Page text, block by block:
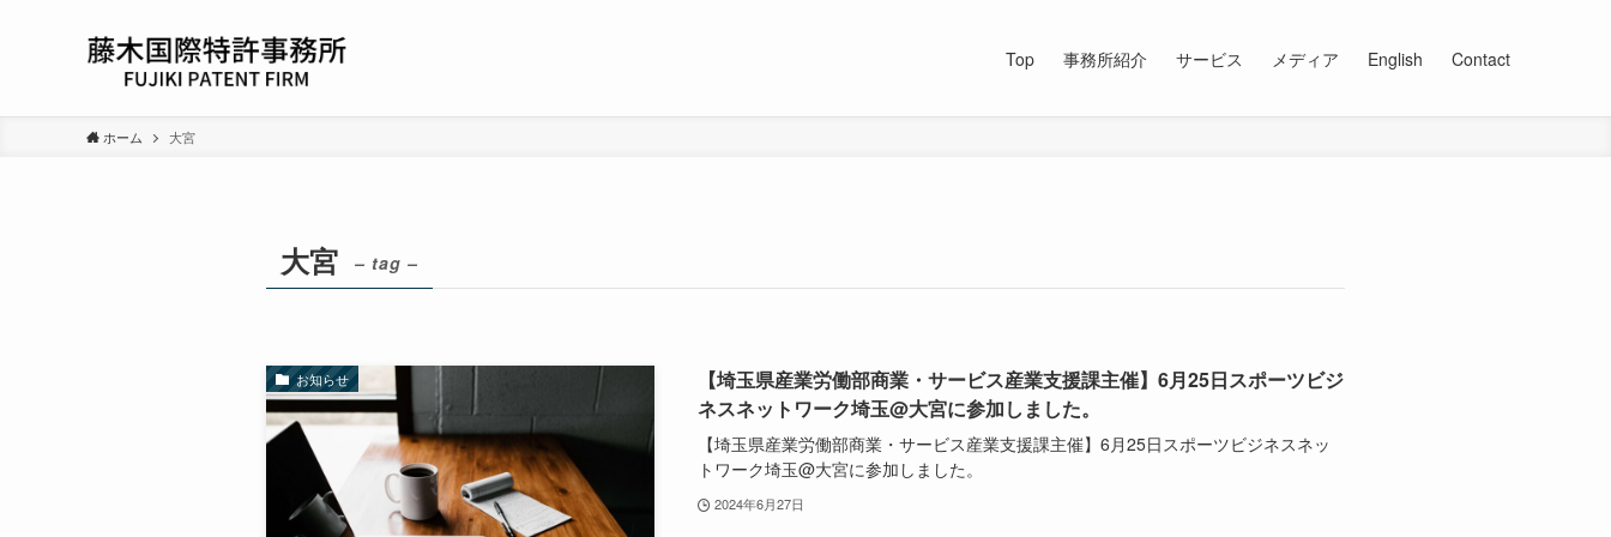
Top 事務所紹介 サービス メディア English Contact
ホーム 大宮
大宮 – tag –
お知らせ
【埼玉県産業労働部商業・サービス産業支援課主催】6月25日スポーツビジ
ネスネットワーク埼玉@大宮に参加しました。
【埼玉県産業労働部商業・サービス産業支援課主催】6月25日スポーツビジネスネッ
トワーク埼玉@大宮に参加しました。
2024年6月27日